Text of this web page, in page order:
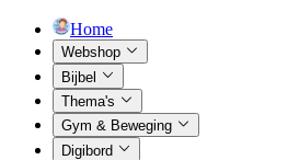
Home
Webshop
Bijbel
Thema's
Gym & Beweging
Digibord